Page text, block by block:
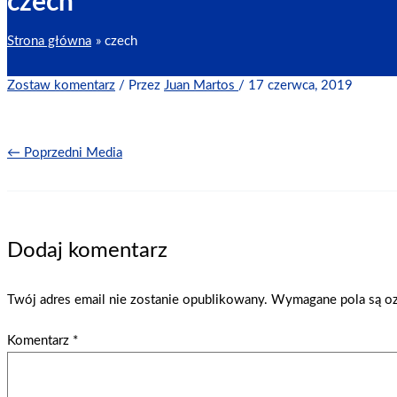
Strona główna czech
Zostaw komentarz / Przez Juan Martos / 17 czerwca, 2019
← Poprzedni Media
Dodaj komentarz
Twój adres email nie zostanie opublikowany. Wymagane pola są
Komentarz *